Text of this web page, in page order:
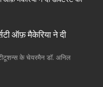
ऑफ़ मैकेरिया ने दी
के चेयरमैन डॉ. अनिल